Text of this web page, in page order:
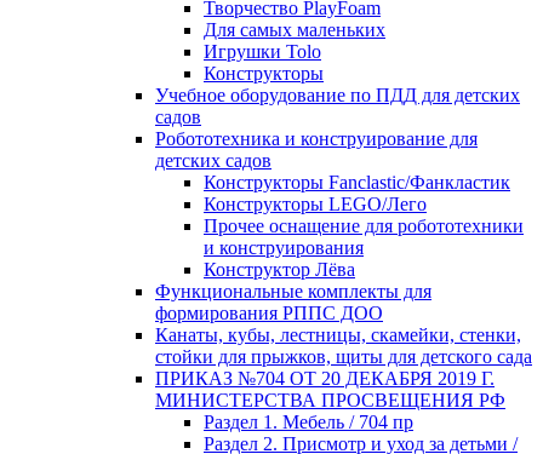
Творчество PlayFoam
Для самых маленьких
Игрушки Tolo
Конструкторы
Учебное оборудование по ПДД для детских
садов
Робототехника и конструирование для
детских садов
Конструкторы Fanclastic/Фанкластик
Конструкторы LEGO/Лего
Прочее оснащение для робототехники
и конструирования
Конструктор Лёва
Функциональные комплекты для
формирования РППС ДОО
Канаты, кубы, лестницы, скамейки, стенки,
стойки для прыжков, щиты для детского сада
ПРИКАЗ №704 ОТ 20 ДЕКАБРЯ 2019 Г.
МИНИСТЕРСТВА ПРОСВЕЩЕНИЯ РФ
Раздел 1. Мебель / 704 пр
Раздел 2. Присмотр и уход за детьми /